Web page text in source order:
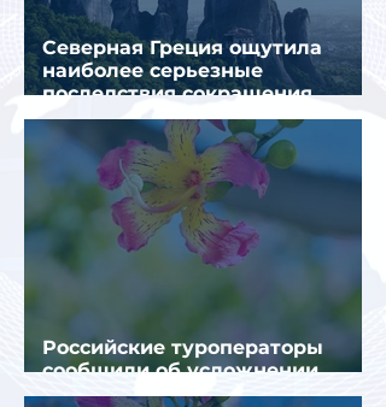
Северная Греция ощутила
наиболее серьезные
последствия сокращения
турпотока из России
Российские туроператоры
сообщили об усложнении
получения виз в Грецию